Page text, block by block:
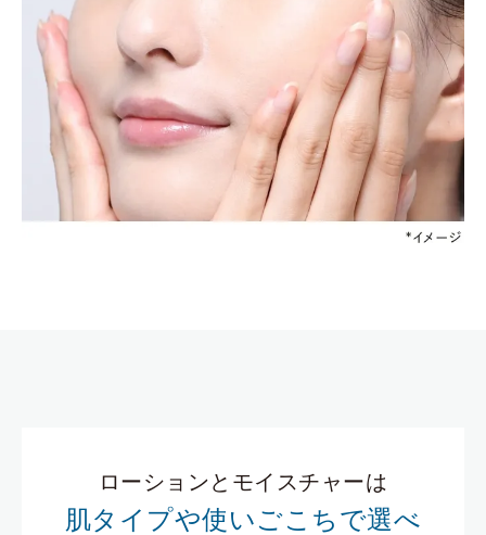
ローションとモイスチャーは
肌タイプや使いごこちで選べ